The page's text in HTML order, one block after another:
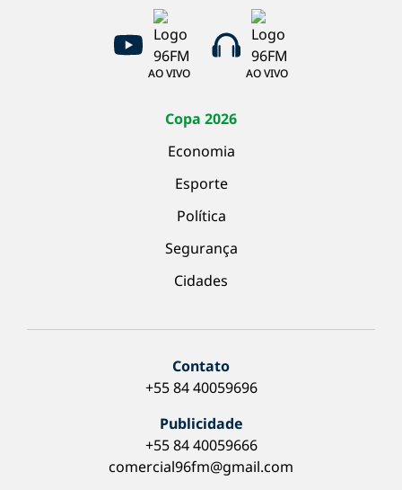
AO VIVO AO VIVO
Copa 2026
Economia
Esporte
Política
Segurança
Cidades
Contato
+55 84 40059696
Publicidade
+55 84 40059666
comercial96fm@gmail.com